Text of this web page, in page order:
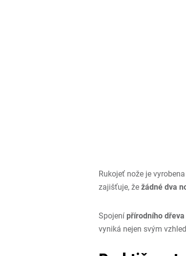
Rukojeť nože je
zajišťuje, že žádné dva
Spojení přírodního
vyniká nejen svým